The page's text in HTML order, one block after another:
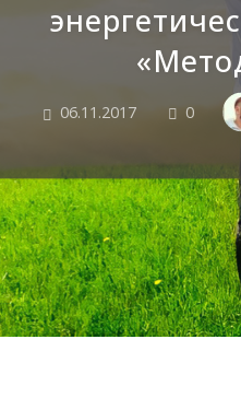
06.11.2017 0